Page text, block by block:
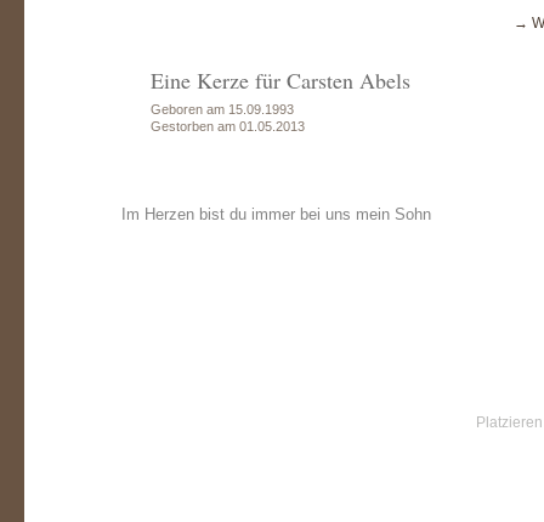
→
Eine Kerze für Carsten Abels
Geboren am 15.09.1993
Gestorben am 01.05.2013
Im Herzen bist du immer bei uns mein Sohn